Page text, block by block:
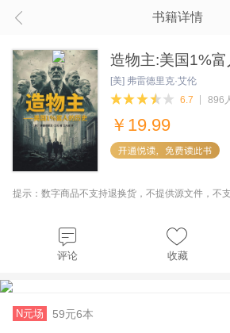
书籍详情
造物主:美国1%富
[美] 弗雷德里克·艾伦
6.7
896
￥ 19.99
提示：数字商品不支持退换货，不提供源文件，不支
评论 收藏
N元场 59元6本